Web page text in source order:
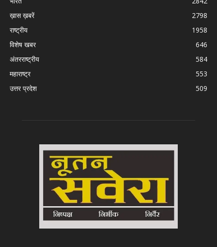
ख़ास ख़बरें
2798
राष्ट्रीय
1958
विशेष खबर
646
अंतरराष्ट्रीय
584
महाराष्ट्र
553
उत्तर प्रदेश
509